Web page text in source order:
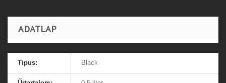
ADATLAP
Tipus: Black